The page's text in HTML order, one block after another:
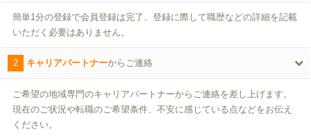
簡単1分の登録で会員登録は完了、登録に際して職歴などの詳細を記載
いただく必要はありません。
2 キャリアパートナーからご連絡
ご希望の地域専門のキャリアパートナーからご連絡を差し上げます。
現在のご状況や転職のご希望条件、不安に感じている点などをお伝え
ください。